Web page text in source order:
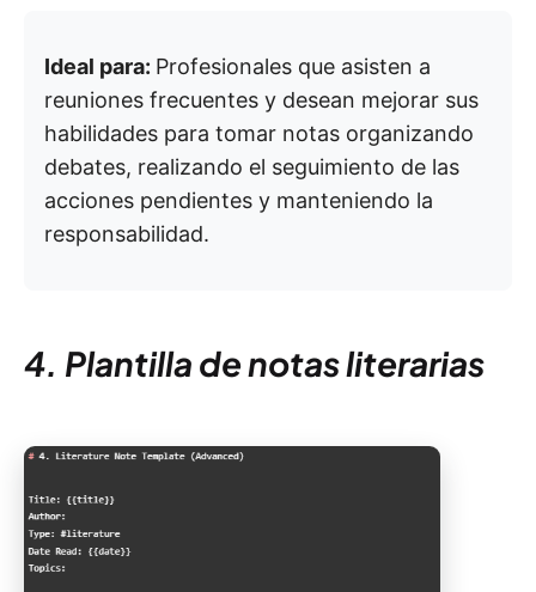
Ideal para: Profesionales que asisten a
reuniones frecuentes y desean mejorar sus
habilidades para tomar notas organizando
debates, realizando el seguimiento de las
acciones pendientes y manteniendo la
responsabilidad.
4. Plantilla de notas literarias